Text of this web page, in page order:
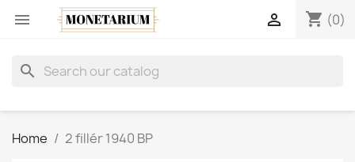
 shopping_cart (0)

search
Home 2 fillér 1940 BP